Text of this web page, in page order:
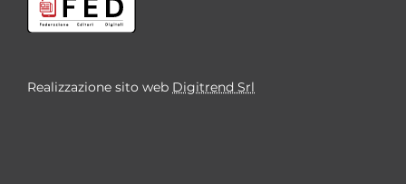
Realizzazione sito web Digitrend Srl